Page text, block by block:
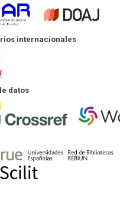
internacionales
datos